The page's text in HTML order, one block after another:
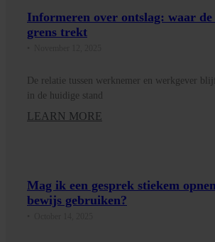
Informeren over ontslag: waar de
grens trekt
De relatie tussen werknemer en werkgever
in de huidige stand
LEARN MORE
Mag ik een gesprek stiekem
bewijs gebruiken?